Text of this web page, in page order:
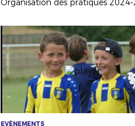
Organisation des pratiques
EVÈNEMENTS